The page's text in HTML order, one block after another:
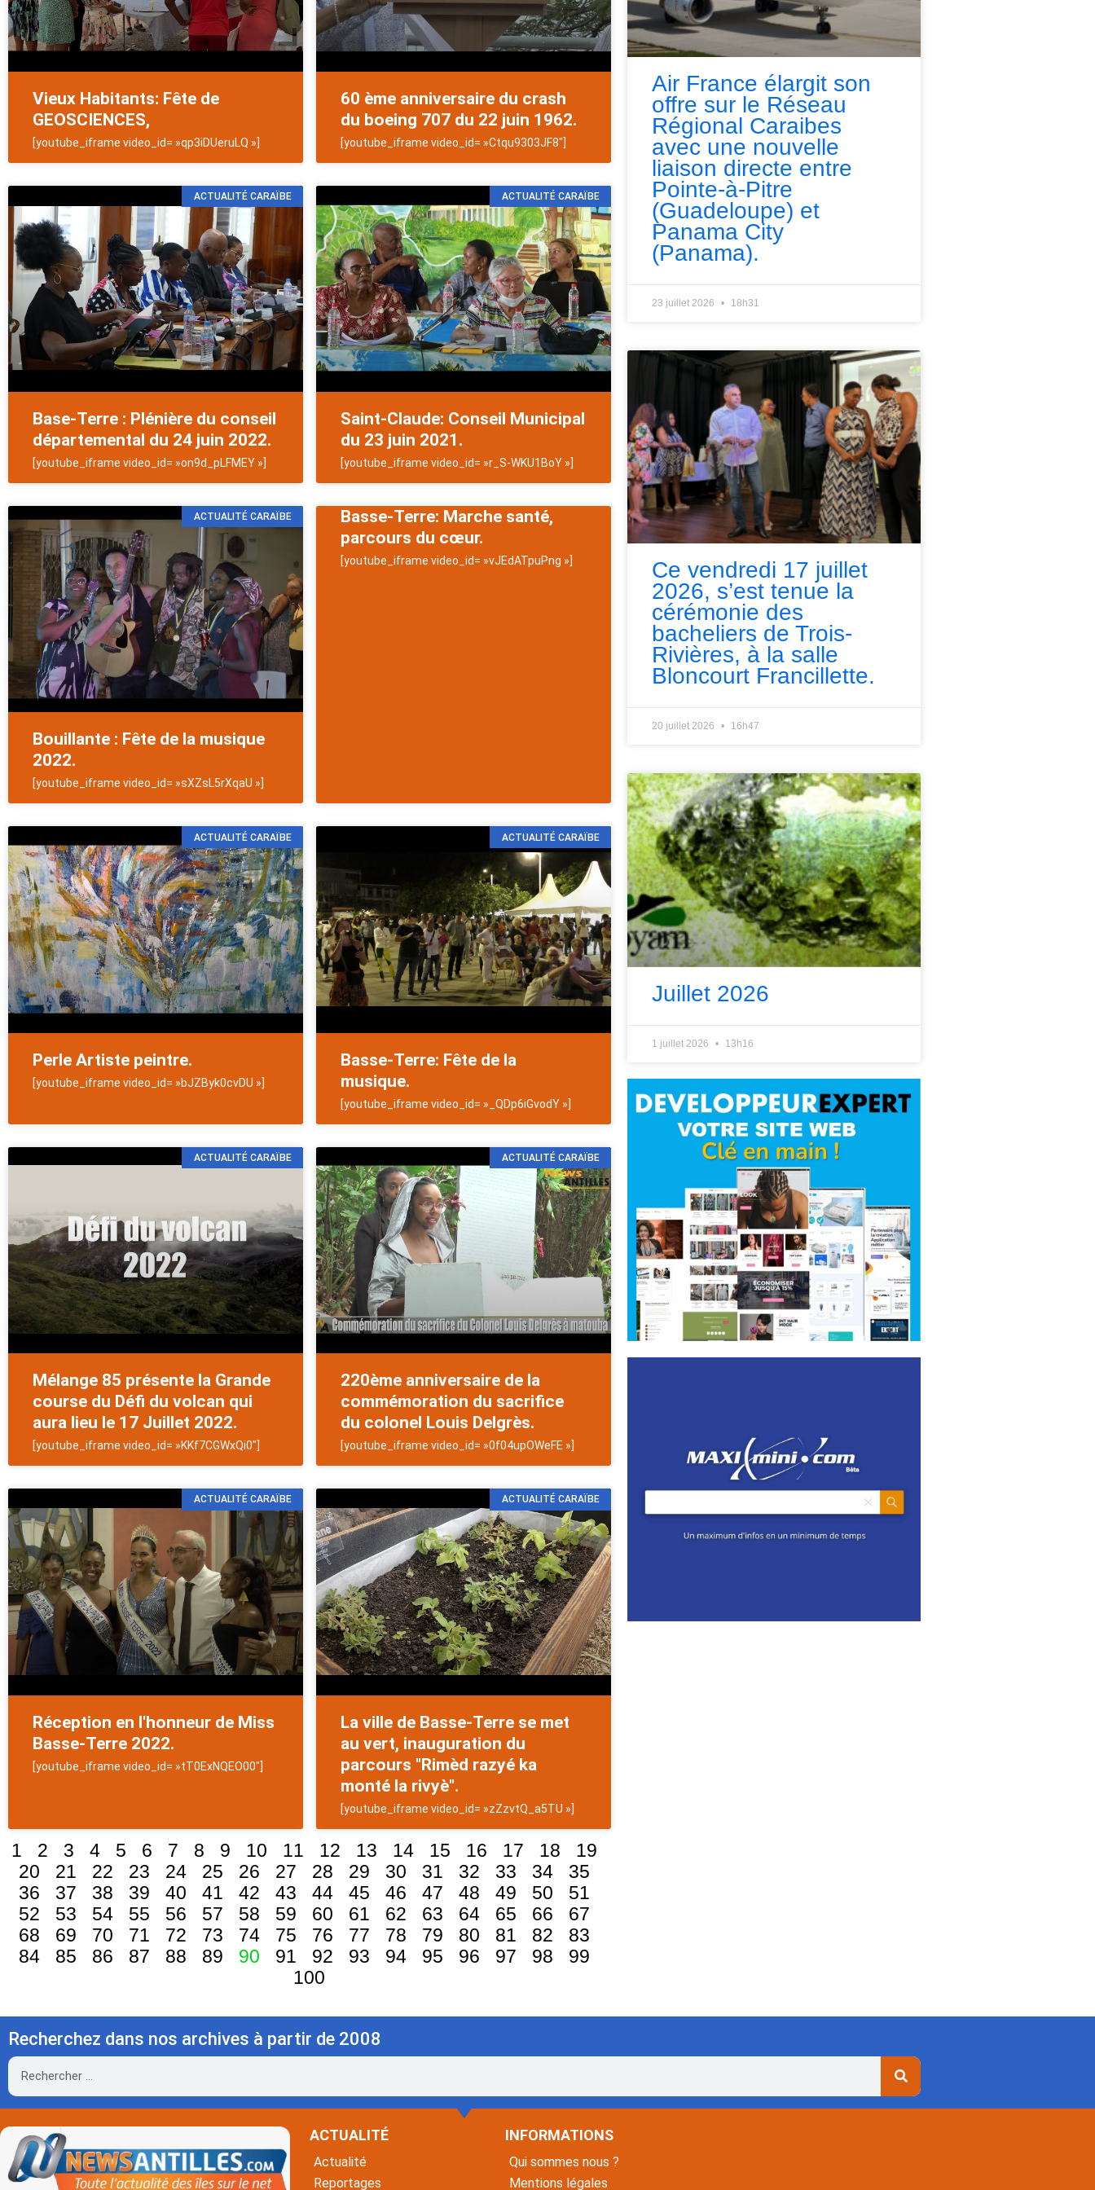
Vieux Habitants: Fête de
GEOSCIENCES,
[youtube_iframe video_id= »qp3iDUeruLQ »]
60 ème anniversaire du crash
du boeing 707 du 22 juin 1962.
[youtube_iframe video_id= »Ctqu9303JF8″]
ACTUALITÉ CARAÏBE
Base-Terre : Plénière du conseil
départemental du 24 juin 2022.
[youtube_iframe video_id= »on9d_pLFMEY »]
ACTUALITÉ CARAÏBE
Saint-Claude: Conseil Municipal
du 23 juin 2021.
[youtube_iframe video_id= »r_S-WKU1BoY »]
ACTUALITÉ CARAÏBE
Bouillante : Fête de la musique
2022.
[youtube_iframe video_id= »sXZsL5rXqaU »]
Basse-Terre: Marche santé,
parcours du cœur.
[youtube_iframe video_id= »vJEdATpuPng »]
ACTUALITÉ CARAÏBE
Perle Artiste peintre.
[youtube_iframe video_id= »bJZByk0cvDU »]
ACTUALITÉ CARAÏBE
Basse-Terre: Fête de la
musique.
[youtube_iframe video_id= »_QDp6iGvodY »]
ACTUALITÉ CARAÏBE
Mélange 85 présente la Grande
course du Défi du volcan qui
aura lieu le 17 Juillet 2022.
[youtube_iframe video_id= »KKf7CGWxQi0″]
ACTUALITÉ CARAÏBE
220ème anniversaire de la
commémoration du sacrifice
du colonel Louis Delgrès.
[youtube_iframe video_id= »0f04upOWeFE »]
ACTUALITÉ CARAÏBE
Réception en l'honneur de Miss
Basse-Terre 2022.
[youtube_iframe video_id= »tT0ExNQEO00″]
ACTUALITÉ CARAÏBE
La ville de Basse-Terre se met
au vert, inauguration du
parcours "Rimèd razyé ka
monté la rivyè".
[youtube_iframe video_id= »zZzvtQ_a5TU »]
1 2 3 4 5 6 7 8 9 10 11 12 13 14 15 16 17 18
19
20
21 22 23 24 25 26 27 28 29 30 31 32 33 34
35
36
37 38 39 40 41 42 43 44 45 46 47 48 49 50
51
52
53 54 55 56 57 58 59 60 61 62 63 64 65 66
67
68
69 70 71 72 73 74 75 76 77 78 79 80 81 82
83
84
85 86 87 88 89 90 91 92 93 94 95 96 97 98
99
100
Air France élargit son
offre sur le Réseau
Régional Caraibes
avec une nouvelle
liaison directe entre
Pointe-à-Pitre
(Guadeloupe) et
Panama City
(Panama).
23 juillet 2026 18h31
Ce vendredi 17 juillet
2026, s’est tenue la
cérémonie des
bacheliers de Trois-
Rivières, à la salle
Bloncourt Francillette.
20 juillet 2026 16h47
Juillet 2026
1 juillet 2026 13h16
Recherchez dans nos archives à partir de 2008
Rechercher
ACTUALITÉ
Actualité
Reportages
INFORMATIONS
Qui sommes nous ?
Mentions légales